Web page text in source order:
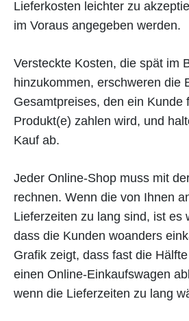
Lieferkosten leichter zu
im Voraus angegeben werden.
Versteckte Kosten, die spät im
hinzukommen, erschweren die
Gesamtpreises, den ein Kunde
Produkt(e) zahlen wird, und
Kauf ab.
Jeder Online-Shop muss mit
rechnen. Wenn die von Ihnen
Lieferzeiten zu lang sind, ist es
dass die Kunden woanders
Grafik zeigt, dass fast die
einen Online-Einkaufswagen
wenn die Lieferzeiten zu lang